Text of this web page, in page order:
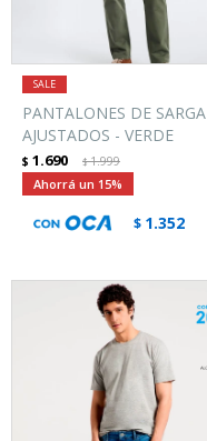
PANTALONES DE SARGA
AJUSTADOS - VERDE
$ 1.690 $1.999
15
$ 1.352